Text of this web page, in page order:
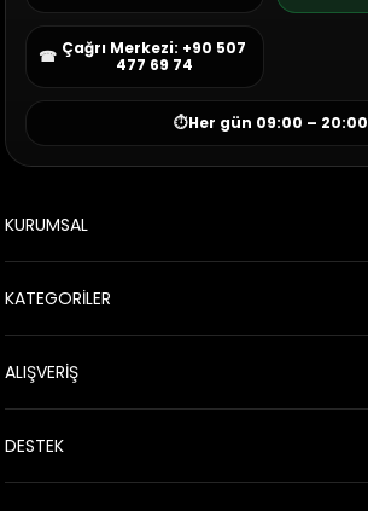
☎ Çağrı Merkezi: +90 507
477 69 74
⏱Her gün 09:00 – 20:00
KURUMSAL
KATEGORİLER
ALIŞVERİŞ
DESTEK